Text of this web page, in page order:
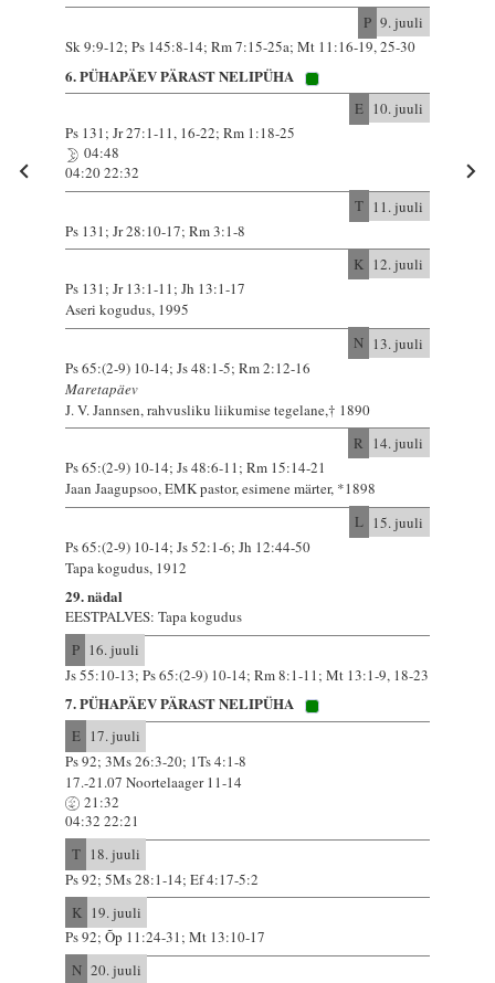
P 9. juuli
Sk 9:9-12; Ps 145:8-14; Rm 7:15-25a; Mt 11:16-19, 25-30
6. PÜHAPÄEV PÄRAST NELIPÜHA
E 10. juuli
Ps 131; Jr 27:1-11, 16-22; Rm 1:18-25
04:48
04:20 22:32
T 11. juuli
Ps 131; Jr 28:10-17; Rm 3:1-8
K 12. juuli
Ps 131; Jr 13:1-11; Jh 13:1-17
Aseri kogudus, 1995
N 13. juuli
Ps 65:(2-9) 10-14; Js 48:1-5; Rm 2:12-16
Maretapäev
J. V. Jannsen, rahvusliku liikumise tegelane,† 1890
R
14. juuli
Ps 65:(2-9) 10-14; Js 48:6-11; Rm 15:14-21
Jaan Jaagupsoo, EMK pastor, esimene märter, *1898
L 15. juuli
Ps 65:(2-9) 10-14; Js 52:1-6; Jh 12:44-50
Tapa kogudus, 1912
29. nädal
EESTPALVES: Tapa kogudus
P 16. juuli
Js 55:10-13; Ps 65:(2-9) 10-14; Rm 8:1-11; Mt 13:1-9, 18-23
7. PÜHAPÄEV PÄRAST NELIPÜHA
E 17. juuli
Ps 92; 3Ms 26:3-20; 1Ts 4:1-8
17.-21.07 Noortelaager 11-14
21:32
04:32 22:21
T 18. juuli
Ps 92; 5Ms 28:1-14; Ef 4:17-5:2
K 19. juuli
Ps 92; Õp 11:24-31; Mt 13:10-17
N 20. juuli